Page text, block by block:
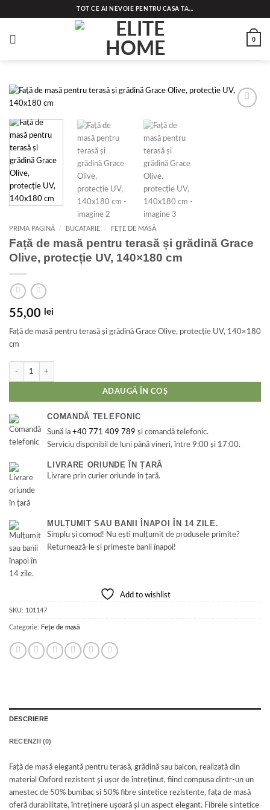
to
TOT CE AI NEVOIE PENTRU CASA TA...
0
PRIMA PAGINĂ / BUCATARIE / FEȚE DE MASĂ
Față de masă pentru terasă și grădină Grace
Olive, protecție UV, 140×180 cm
55,00 lei
Față de masă pentru terasă și grădină Grace Olive, protecție UV, 140×180
cm
ADAUGĂ ÎN COȘ
COMANDĂ TELEFONIC
Sună la+40 771 409 789 și comandă telefonic.
Serviciu disponibil de luni până vineri, între 9:00 și 17:00.
LIVRARE ORIUNDE ÎN ȚARĂ
Livrare prin curier oriunde în țară.
MULȚUMIT SAU BANII ÎNAPOI ÎN 14 ZILE.
Simplu și comod! Nu ești mulțumit de produsele primite?
Returnează-le și primește banii înapoi!
Add to wishlist
SKU: 101147
Categorie: Fețe de masă
DESCRIERE
RECENZII (0)
Față de masă elegantă pentru terasă, grădină sau balcon, realizată din
material Oxford rezistent și ușor de întreținut, fiind compusa dintr-un un
amestec de 50% bumbac si 50% fibre sintetice rezistente, fața de masă
oferă durabilitate, întreținere ușoară și un aspect elegant. Fibrele sintetice